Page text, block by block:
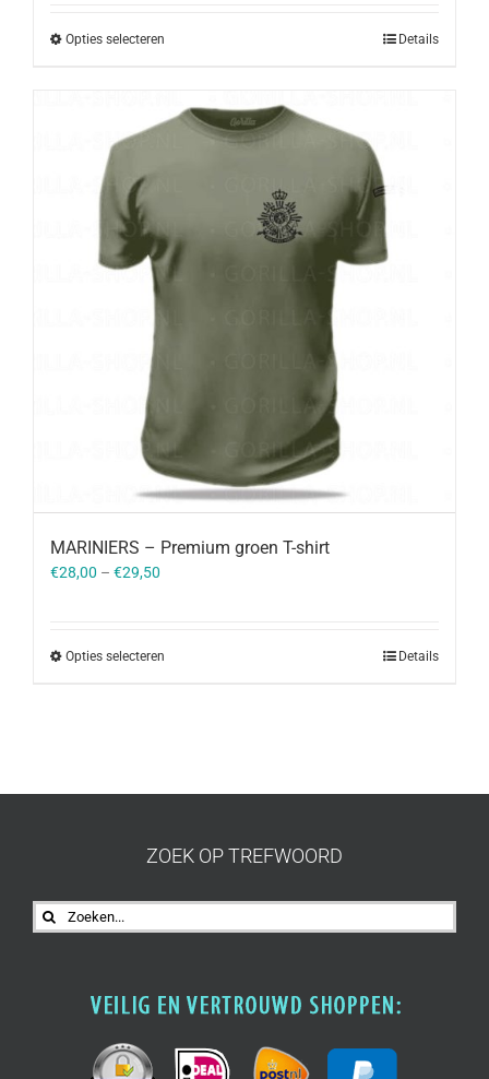
Opties selecteren Details
MARINIERS – Premium groen T-shirt
€28,00 – €29,50
Opties selecteren Details
ZOEK OP TREFWOORD
Zoeken
naar: